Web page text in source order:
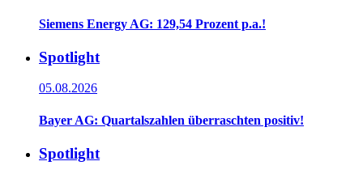
Siemens Energy AG: 129,54 Prozent p.a.!
Spotlight
05.08.2026
Bayer AG: Quartalszahlen überraschten positiv!
Spotlight